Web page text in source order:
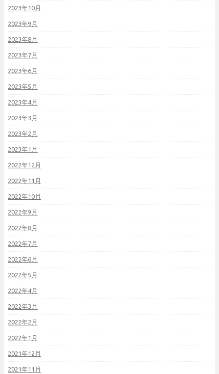
2023年10月
2023年9月
2023年8月
2023年7月
2023年6月
2023年5月
2023年4月
2023年3月
2023年2月
2023年1月
2022年12月
2022年11月
2022年10月
2022年9月
2022年8月
2022年7月
2022年6月
2022年5月
2022年4月
2022年3月
2022年2月
2022年1月
2021年12月
2021年11月